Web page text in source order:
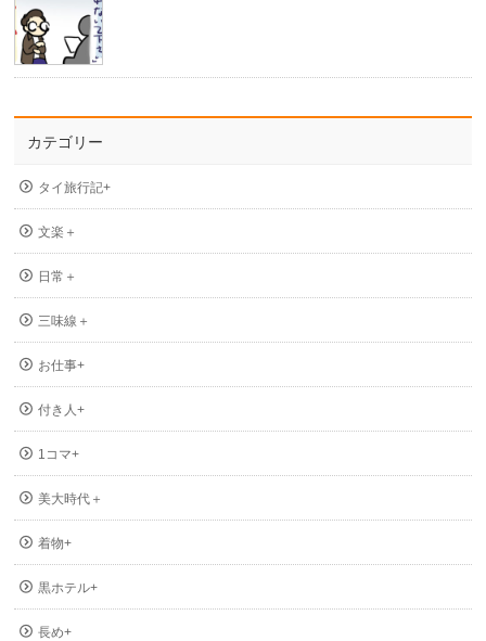
カテゴリー
タイ旅行記+
文楽＋
日常＋
三味線＋
お仕事+
付き人+
1コマ+
美大時代＋
着物+
黒ホテル+
長め+